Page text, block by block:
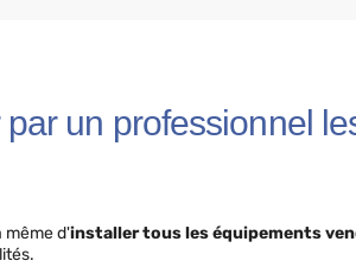
un professionnel
même d'installer tous les équipements